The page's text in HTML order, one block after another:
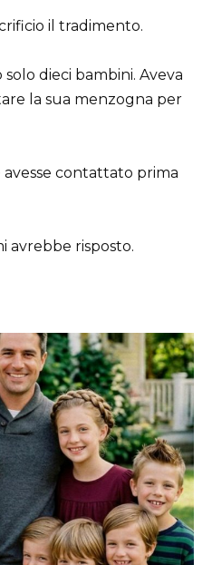
il tradimento.
dieci bambini. Aveva
la sua menzogna per
contattato prima
avrebbe risposto.